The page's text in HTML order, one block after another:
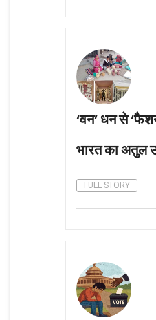
‘वन’ धन से
भारत का अतुल
FULL STORY